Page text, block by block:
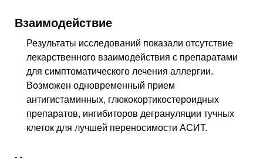
Взаимодействие
Результаты исследований показали отсутствие
лекарственного взаимодействия с препаратами
для симптоматического лечения аллергии.
Возможен одновременный прием
антигистаминных, глюкокортикостероидных
препаратов, ингибиторов дегрануляции тучных
клеток для лучшей переносимости АСИТ.